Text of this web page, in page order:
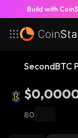
Build with
SecondBTC
2
฿0